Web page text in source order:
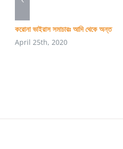
করোনা ভাইরাস সমাচারঃ আদি থেকে অন্ত
April 25th, 2020